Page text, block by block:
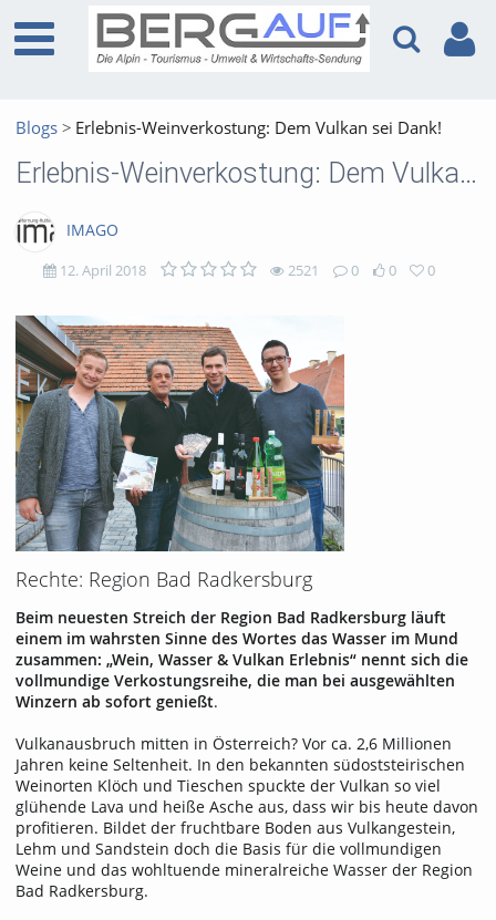
Blogs Erlebnis-Weinverkostung: Dem Vulkan sei Dank!
Erlebnis-Weinverkostung: Dem Vulkan sei Dank!
IMAGO
12. April 2018 2521
2521
views
0
Kommentare
0
likes
0
favorites
Rechte: Region Bad Radkersburg
Beim neuesten Streich der Region Bad Radkersburg läuft
einem im wahrsten Sinne des Wortes das Wasser im Mund
zusammen: „Wein, Wasser & Vulkan Erlebnis“ nennt sich die
vollmundige Verkostungsreihe, die man bei ausgewählten
Winzern ab sofort genießt.
Vulkanausbruch mitten in Österreich? Vor ca. 2,6 Millionen
Jahren keine Seltenheit. In den bekannten südoststeirischen
Weinorten Klöch und Tieschen spuckte der Vulkan so viel
glühende Lava und heiße Asche aus, dass wir bis heute davon
profitieren. Bildet der fruchtbare Boden aus Vulkangestein,
Lehm und Sandstein doch die Basis für die vollmundigen
Weine und das wohltuende mineralreiche Wasser der Region
Bad Radkersburg.